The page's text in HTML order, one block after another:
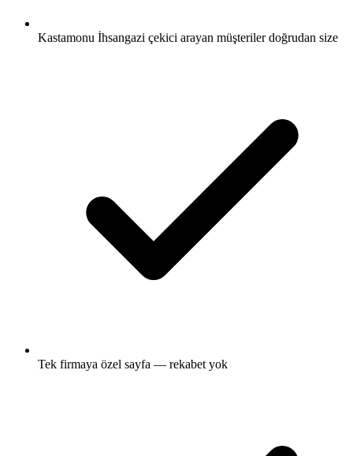
Kastamonu İhsangazi çekici arayan müşteriler doğrudan size
Tek firmaya özel sayfa — rekabet yok